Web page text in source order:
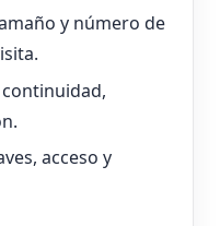
y número de
continuidad,
acceso y